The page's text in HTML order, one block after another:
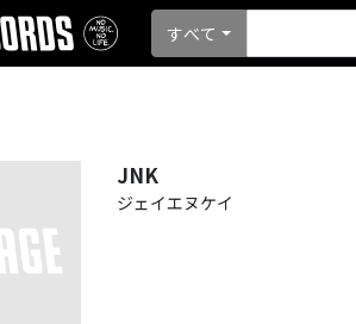
すべて
JNK
ジェイエヌケイ